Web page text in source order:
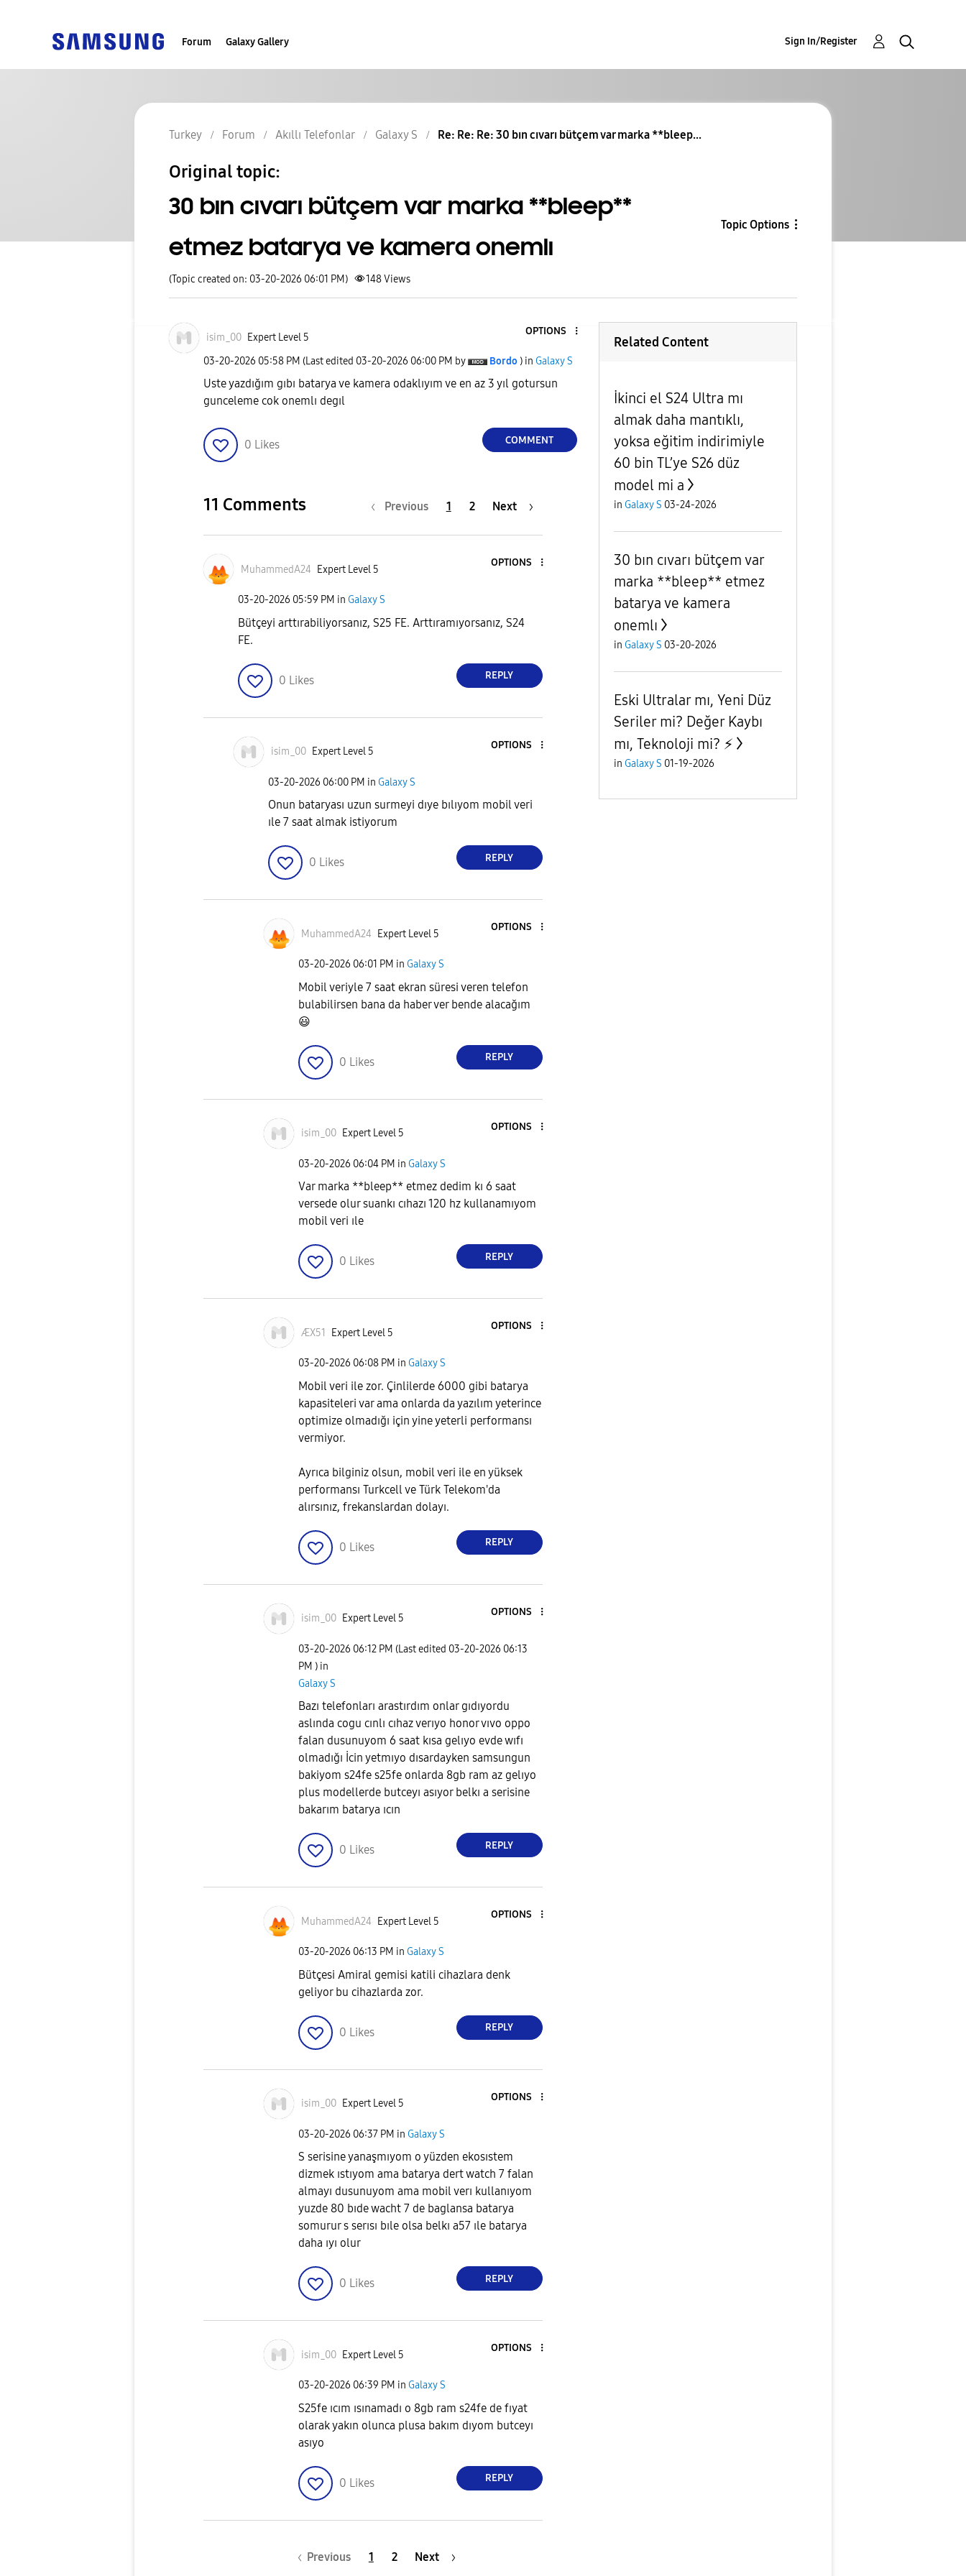
Forum Galaxy Gallery Sign In/Register
Turkey Forum Akıllı Telefonlar Galaxy S Re: Re: Re: 30 bın cıvarı bütçem var marka **bleep...
Original topic:
30 bın cıvarı bütçem var marka **bleep**
etmez batarya ve kamera onemlı
Topic Options
(Topic created on: 03-20-2026 06:01 PM) 148Views
isim_00 Expert Level 5
OPTIONS
‎03-20-2026 05:58 PM (Last edited ‎03-20-2026 06:00 PM by Bordo ) in Galaxy S
Uste yazdığım gıbı batarya ve kamera odaklıyım ve en az 3 yıl gotursun
gunceleme cok onemlı degıl
0 Likes COMMENT
11 Comments Previous 1 2 Next
MuhammedA24 Expert Level 5
OPTIONS
‎03-20-2026 05:59 PM in Galaxy S
Bütçeyi arttırabiliyorsanız, S25 FE. Arttıramıyorsanız, S24
FE.
0 Likes REPLY
isim_00 Expert Level 5
OPTIONS
‎03-20-2026 06:00 PM in Galaxy S
Onun bataryası uzun surmeyi dıye bılıyom mobil veri
ıle 7 saat almak istiyorum
0 Likes REPLY
MuhammedA24 Expert Level 5
OPTIONS
‎03-20-2026 06:01 PM in Galaxy S
Mobil veriyle 7 saat ekran süresi veren telefon
bulabilirsen bana da haber ver bende alacağım
😃
0 Likes REPLY
isim_00 Expert Level 5
OPTIONS
‎03-20-2026 06:04 PM in Galaxy S
Var marka **bleep** etmez dedim kı 6 saat
versede olur suankı cıhazı 120 hz kullanamıyom
mobil veri ıle
0 Likes REPLY
ÆX51 Expert Level 5
OPTIONS
‎03-20-2026 06:08 PM in Galaxy S
Mobil veri ile zor. Çinlilerde 6000 gibi batarya
kapasiteleri var ama onlarda da yazılım yeterince
optimize olmadığı için yine yeterli performansı
vermiyor.
Ayrıca bilginiz olsun, mobil veri ile en yüksek
performansı Turkcell ve Türk Telekom'da
alırsınız, frekanslardan dolayı.
0 Likes REPLY
isim_00 Expert Level 5
OPTIONS
‎03-20-2026 06:12 PM (Last edited ‎03-20-2026 06:13
PM ) in
Galaxy S
Bazı telefonları arastırdım onlar gıdıyordu
aslında cogu cınlı cıhaz verıyo honor vıvo oppo
falan dusunuyom 6 saat kısa gelıyo evde wıfı
olmadığı İcin yetmıyo dısardayken samsungun
bakiyom s24fe s25fe onlarda 8gb ram az gelıyo
plus modellerde butceyı asıyor belkı a serisine
bakarım batarya ıcın
0 Likes REPLY
MuhammedA24 Expert Level 5
OPTIONS
‎03-20-2026 06:13 PM in Galaxy S
Bütçesi Amiral gemisi katili cihazlara denk
geliyor bu cihazlarda zor.
0 Likes REPLY
isim_00 Expert Level 5
OPTIONS
‎03-20-2026 06:37 PM in Galaxy S
S serisine yanaşmıyom o yüzden ekosıstem
dizmek ıstıyom ama batarya dert watch 7 falan
almayı dusunuyom ama mobil verı kullanıyom
yuzde 80 bıde wacht 7 de baglansa batarya
somurur s serısı bıle olsa belkı a57 ıle batarya
daha ıyı olur
0 Likes REPLY
isim_00 Expert Level 5
OPTIONS
‎03-20-2026 06:39 PM in Galaxy S
S25fe ıcım ısınamadı o 8gb ram s24fe de fıyat
olarak yakın olunca plusa bakım dıyom butceyı
asıyo
0 Likes REPLY
Previous 1 2 Next
Related Content
İkinci el S24 Ultra mı
almak daha mantıklı,
yoksa eğitim indirimiyle
60 bin TL’ye S26 düz
model mi a
in Galaxy S 03-24-2026
30 bın cıvarı bütçem var
marka **bleep** etmez
batarya ve kamera
onemlı
in Galaxy S 03-20-2026
Eski Ultralar mı, Yeni Düz
Seriler mi? Değer Kaybı
mı, Teknoloji mi? ⚡
in Galaxy S 01-19-2026